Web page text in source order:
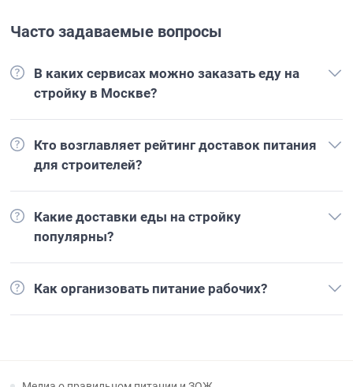
Часто задаваемые вопросы
В каких сервисах можно заказать еду на
стройку в Москве?
Кто возглавляет рейтинг доставок питания
для строителей?
Какие доставки еды на стройку
популярны?
Как организовать питание рабочих?